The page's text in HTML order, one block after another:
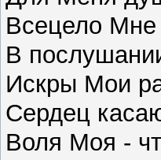
Всецело Мне
В
Искры Мои
Сердец
Воля Моя -